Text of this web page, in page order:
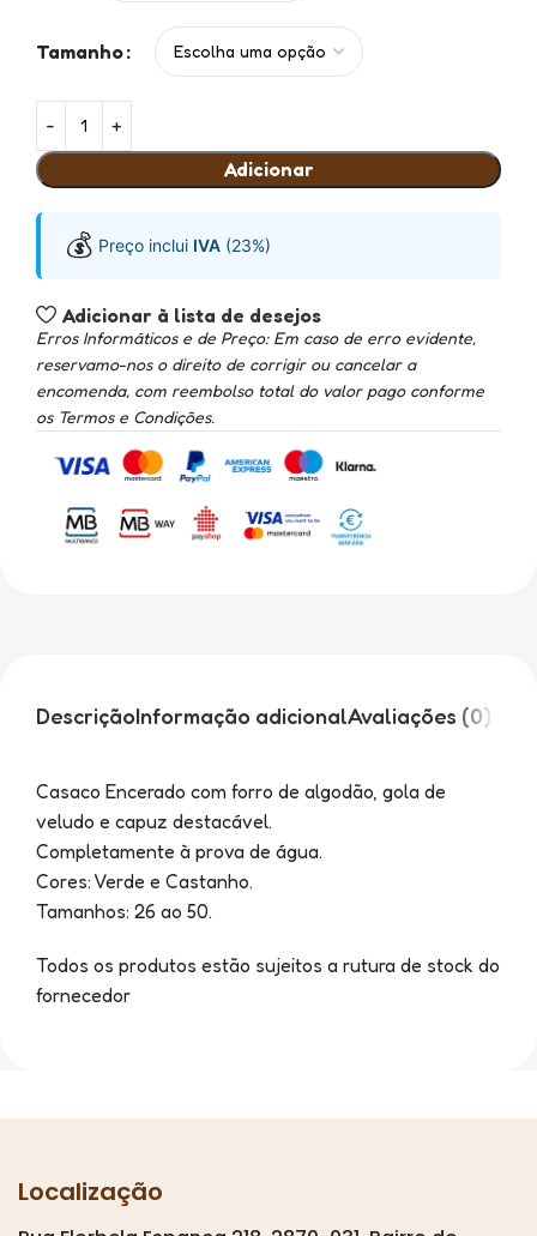
Tamanho
Adicionar
💰 Preço inclui IVA (23%)
Adicionar à lista de desejos
Erros Informáticos e de Preço: Em caso de erro evidente,
reservamo-nos o direito de corrigir ou cancelar a
encomenda, com reembolso total do valor pago conforme
os Termos e Condições.
DescriçãoInformação adicionalAvaliações (0)
Casaco Encerado com forro de algodão, gola de
veludo e capuz destacável.
Completamente à prova de água.
Cores: Verde e Castanho.
Tamanhos: 26 ao 50.
Todos os produtos estão sujeitos a rutura de stock do
fornecedor
Localização